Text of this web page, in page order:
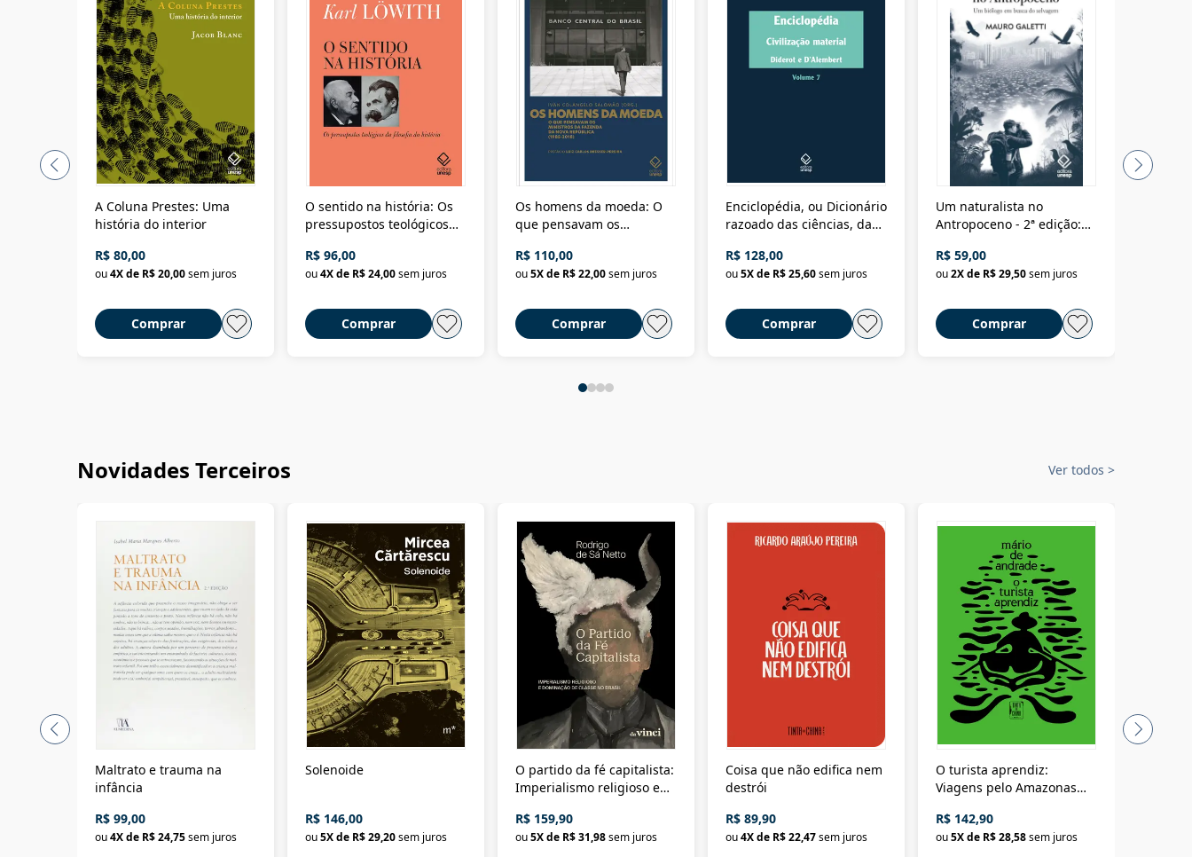
A Coluna Prestes: Uma
história do interior
R$ 80,00
ou4X de R$ 20,00sem juros
Comprar
O sentido na história: Os
pressupostos teológicos
R$ 96,00
ou4X de R$ 24,00sem juros
Comprar
Os homens da moeda: O
que pensavam os
Nova República (1985-
2018)
R$ 110,00
ou5X de R$ 22,00sem juros
Comprar
Enciclopédia, ou Dicionário
razoado das ciências, das
Civilização material
R$ 128,00
ou5X de R$ 25,60sem juros
Comprar
Um naturalista no
Antropoceno - 2ª edição:
selvagem
R$ 59,00
ou2X de R$ 29,50sem juros
Comprar
Novidades Terceiros Ver todos >
Maltrato e trauma na
infância
R$ 99,00
ou4X de R$ 24,75sem juros
Solenoide
R$ 146,00
ou5X de R$ 29,20sem juros
O partido da fé capitalista:
Imperialismo religioso e
Brasil
R$ 159,90
ou5X de R$ 31,98sem juros
Coisa que não edifica nem
destrói
R$ 89,90
ou4X de R$ 22,47sem juros
O turista aprendiz:
Viagens pelo Amazonas
até a Bolívia e por Marajó
até dizer chega
R$ 142,90
ou5X de R$ 28,58sem juros